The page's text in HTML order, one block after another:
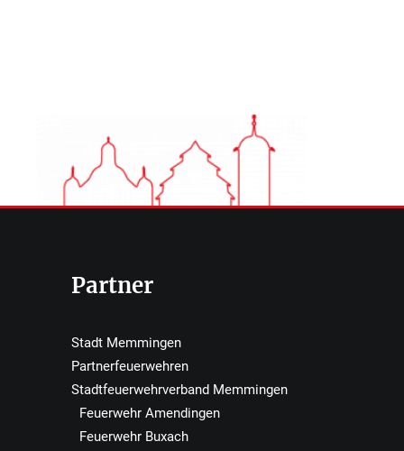
Partner
Stadt Memmingen
Partnerfeuerwehren
Stadtfeuerwehrverband Memmingen
Feuerwehr Amendingen
Feuerwehr Buxach